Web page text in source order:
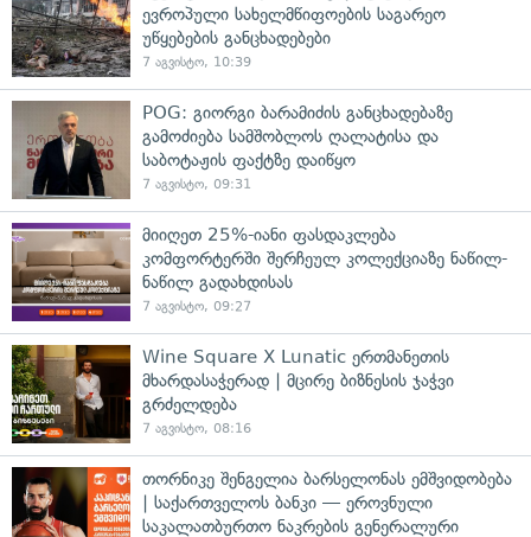
ევროპული სახელმწიფოების საგარეო
უწყებების განცხადებები
7 აგვისტო, 10:39
POG: გიორგი ბარამიძის განცხადებაზე
გამოძიება სამშობლოს ღალატისა და
საბოტაჟის ფაქტზე დაიწყო
7 აგვისტო, 09:31
მიიღეთ 25%-იანი ფასდაკლება
კომფორტერში შერჩეულ კოლექციაზე ნაწილ-
ნაწილ გადახდისას
7 აგვისტო, 09:27
Wine Square X Lunatic ერთმანეთის
მხარდასაჭერად | მცირე ბიზნესის ჯაჭვი
გრძელდება
7 აგვისტო, 08:16
თორნიკე შენგელია ბარსელონას ემშვიდობება
| საქართველოს ბანკი — ეროვნული
საკალათბურთო ნაკრების გენერალური